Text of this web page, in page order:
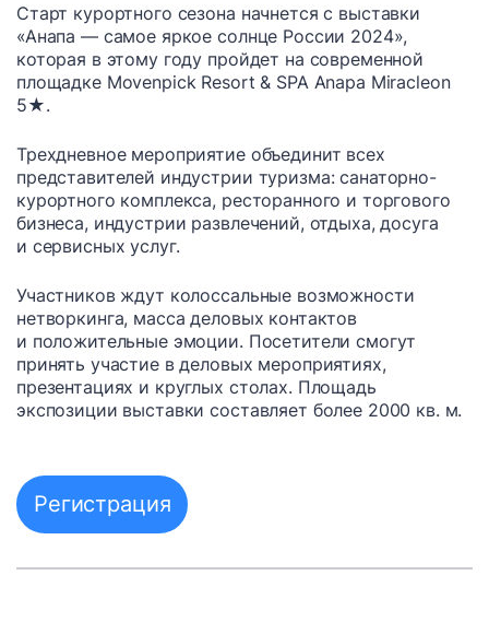
Старт курортного сезона начнется с выставки
«Анапа — самое яркое солнце России 2024»,
которая в этому году пройдет на современной
площадке Movenpick Resort & SPA Anapa Miracleon
5★.
Трехдневное мероприятие объединит всех
представителей индустрии туризма: санаторно-
курортного комплекса, ресторанного и торгового
бизнеса, индустрии развлечений, отдыха, досуга
и сервисных услуг.
Участников ждут колоссальные возможности
нетворкинга, масса деловых контактов
и положительные эмоции. Посетители смогут
принять участие в деловых мероприятиях,
презентациях и круглых столах. Площадь
экспозиции выставки составляет более 2000 кв. м.
Регистрация